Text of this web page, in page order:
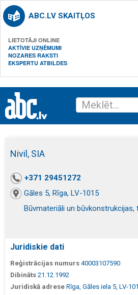
ABC.LV SKAITĻOS
LIETOTĀJI ONLINE
AKTĪVIE UZŅĒMUMI
NOZARES RAKSTI
EKSPERTU ATBILDES
Nivil, SIA
+371 29451272
Gāles 5, Rīga, LV-1015
Būvmateriāli un būvkonstrukcijas,
Juridiskie dati
Reģistrācijas numurs 40003107590
Dibināts 21.12.1992
Juridiskā adrese Rīga, Gāles iela 5, LV-